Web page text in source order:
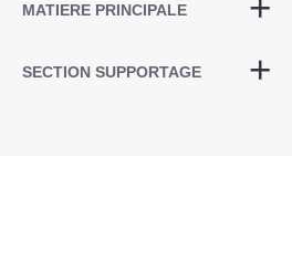
MATIERE PRINCIPALE
SECTION SUPPORTAGE